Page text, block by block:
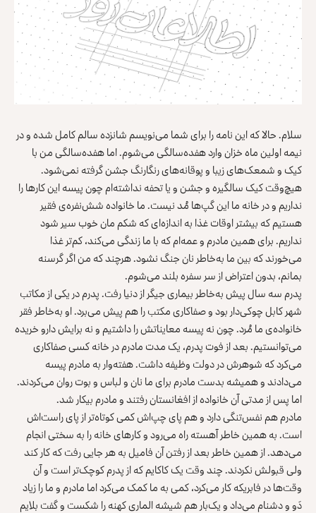
سلام. حالا که این نامه را برای شما می‌نویسم شانزده سالم کامل شده و در
نیمه اولین ماه خزان وارد هفده‌سالگی می‌شوم. اما هفده‌سالگی من با
کیک و شمعک‌های زیبا و پوقانه‌های رنگارنگ جشن گرفته نمی‌شود.
هیچ‌وقت کیک سالگیره و جشن و یا تحفه نداشته‌ام چون پیسه این کارها را
نداریم و در خانه ما این گپ‌ها مُد نیست. ما خانواده‌ شش‌نفره‌ی فقیر
هستیم که بیشتر اوقات غذا به اندازه‌ای که شکم مان خوب سیر شود
نداریم. برای همین مادرم و عمه‌ام که با ما زندگی می‌کند، کم‌تر غذا
می‌خورند که بین ما به‌خاطر نان جنگ نشود. هرچند که من اگر گرسنه
بمانم، بدون اعتراض از سر سفره بلند می‌شوم.
پدرم سه سال پیش به‌خاطر بیماری جیگر از دنیا رفت. پدرم در یکی از مکاتب
شهر کابل چوکی‌دار بود و صفاکاری مکتب را هم پیش می‌برد. او به‌خاطر فقر
خانواده‌ی ما مُرد. چون نه پیسه معایناتش را داشتیم و نه برایش دارو خریده
می‌توانستیم. بعد از فوت پدرم، یک مدت مادرم در خانه کسی صفاکاری
می‌کرد که شوهرش در دولت وظیفه داشت. هفته‌وار به مادرم پیسه
می‌دادند و همیشه بدست مادرم برای ما نان و لباس و بوت روان می‌کردند.
اما پس از مدتی آن خانواده از افغانستان رفتند و مادرم بیکار شد.
مادرم هم نفس‌تنگی دارد و هم پای چپ‌اش کمی کوتاه‌تر از پای راست‌اش
است. به همین خاطر آهسته راه می‌رود و کارهای خانه را به سختی انجام
می‌دهد. از همین خاطر بعد از رفتن آن فامیل به هر جایی رفت که کار کند
ولی قبولش نکردند. چند وقت یک کاکایم که از پدرم کوچک‌تر است و آن
وقت‌ها در فابریکه کار می‌کرد، کمی به ما کمک می‌کرد اما مادرم و ما را زیاد
دَو و دشنام می‌داد و یک‌بار هم شیشه الماری کهنه را شکست و گفت بلایم